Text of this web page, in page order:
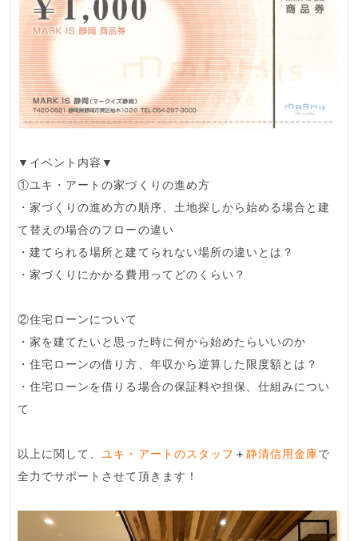
▼イベント内容▼
①ユキ・アートの家づくりの進め方
・家づくりの進め方の順序、土地探しから始める場合と建
て替えの場合のフローの違い
・建てられる場所と建てられない場所の違いとは？
・家づくりにかかる費用ってどのくらい？
②住宅ローンについて
・家を建てたいと思った時に何から始めたらいいのか
・住宅ローンの借り方、年収から逆算した限度額とは？
・住宅ローンを借りる場合の保証料や担保、仕組みについ
て
以上に関して、ユキ・アートのスタッフ ＋ 静清信用金庫 で
全力でサポートさせて頂きます！